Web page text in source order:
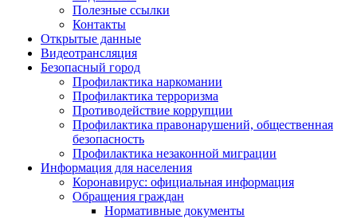
Полезные ссылки
Контакты
Открытые данные
Видеотрансляция
Безопасный город
Профилактика наркомании
Профилактика терроризма
Противодействие коррупции
Профилактика правонарушений, общественная
безопасность
Профилактика незаконной миграции
Информация для населения
Коронавирус: официальная информация
Обращения граждан
Нормативные документы